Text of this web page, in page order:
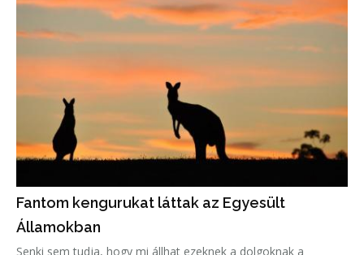
Fantom kengurukat láttak az Egyesült
Államokban
Senki sem tudja, hogy mi állhat ezeknek a dolgoknak a